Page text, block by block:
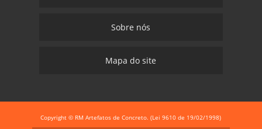
Sobre nós
Mapa do site
Copyright © RM Artefatos de Concreto. (Lei 9610 de 19/02/1998)